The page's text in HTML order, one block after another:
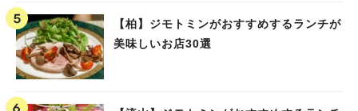
【柏】ジモトミンがおすすめするランチが
美味しいお店30選